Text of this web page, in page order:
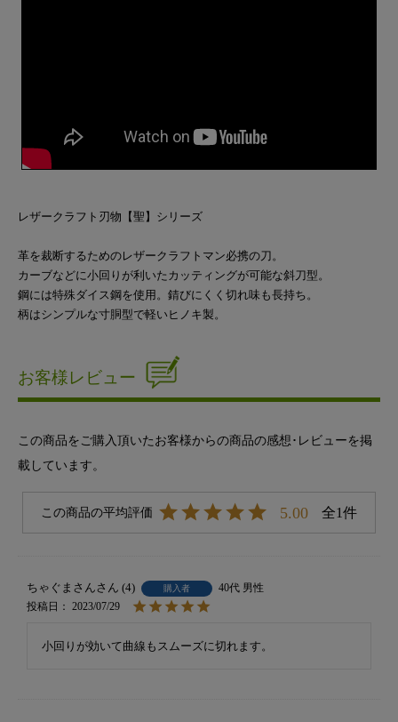
レザークラフト刃物【聖】シリーズ
革を裁断するためのレザークラフトマン必携の刀。
カーブなどに小回りが利いたカッティングが可能な斜刀型。
鋼には特殊ダイス鋼を使用。錆びにくく切れ味も長持ち。
柄はシンプルな寸胴型で軽いヒノキ製。
お客様レビュー
この商品をご購入頂いたお客様からの商品の感想･レビューを掲
載しています。
5.00 1
ちゃぐまさん 4 購入者 40代 男性
投稿日
2023/07/29
小回りが効いて曲線もスムーズに切れます。